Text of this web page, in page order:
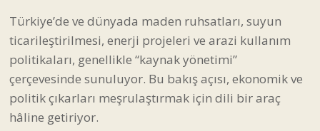
Türkiye’de ve dünyada maden ruhsatları, suyun
ticarileştirilmesi, enerji projeleri ve arazi kullanım
politikaları, genellikle “kaynak yönetimi”
çerçevesinde sunuluyor. Bu bakış açısı, ekonomik ve
politik çıkarları meşrulaştırmak için dili bir araç
hâline getiriyor.